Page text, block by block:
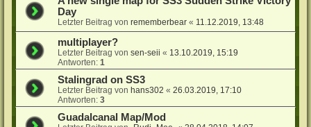
Day
Letzter Beitrag vonrememberbear « 11.12.2019, 13:48
multiplayer?
Letzter Beitrag vonsen-seii « 13.10.2019, 15:19
Antworten:1
Stalingrad on SS3
Letzter Beitrag vonhans302 «26.03.2019, 17:10
Antworten:3
Guadalcanal Map/Mod